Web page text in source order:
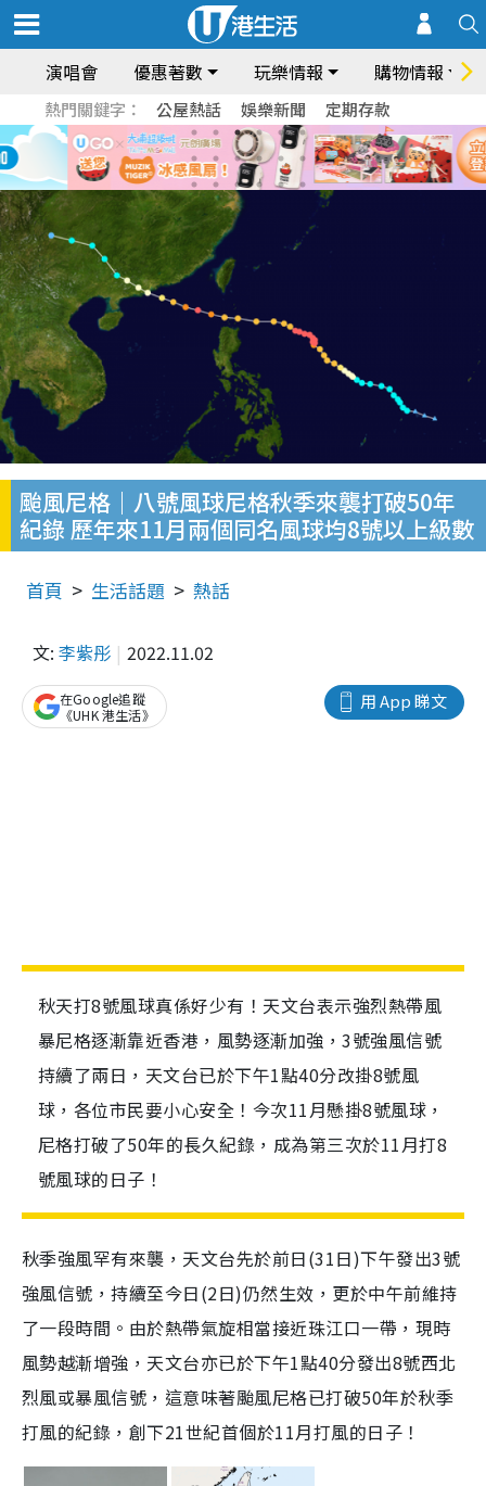
演唱會 優惠著數 玩樂情報 購物情報
熱門關鍵字： 公屋熱話 娛樂新聞 定期存款
颱風尼格｜八號風球尼格秋季來襲打破50年
紀錄 歷年來11月兩個同名風球均8號以上級數
首頁 生活話題 熱話
文: 李紫彤 2022.11.02
用 App 睇文
在Google追蹤
《UHK 港生活》
秋天打8號風球真係好少有！天文台表示強烈熱帶風
暴尼格逐漸靠近香港，風勢逐漸加強，3號強風信號
持續了兩日，天文台已於下午1點40分改掛8號風
球，各位市民要小心安全！今次11月懸掛8號風球，
尼格打破了50年的長久紀錄，成為第三次於11月打8
號風球的日子！
秋季強風罕有來襲， 天文台先於前日(31日)下午發出3號
強風信號，持續至今日(2日)仍然生效， 更於中午前維持
了一段時間 。 由於熱帶氣旋相當接近珠江口一帶 ，現時
風勢越漸增強， 天文台亦已於下午1點40分發出8號西北
烈風或暴風信號，這意味著颱風尼格已打破50年於秋季
打風的紀錄 ，創下21世紀首個於11月打風的日子！